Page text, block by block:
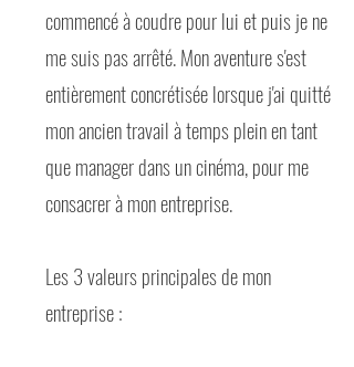
commencé à coudre pour lui et puis je ne
me suis pas arrêté. Mon aventure s'est
entièrement concrétisée lorsque j'ai quitté
mon ancien travail à temps plein en tant
que manager dans un cinéma, pour me
consacrer à mon entreprise.
Les 3 valeurs principales de mon
entreprise :